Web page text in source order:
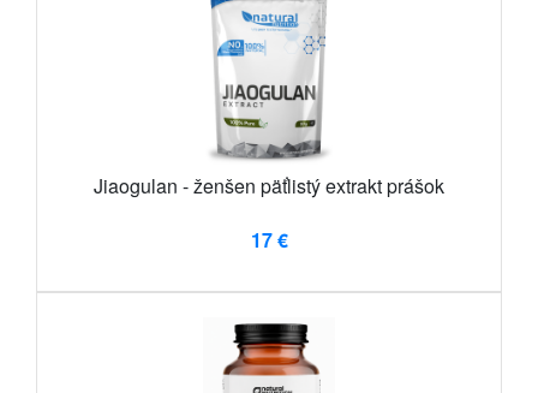
Jiaogulan - ženšen päťlistý extrakt prášok
17 €